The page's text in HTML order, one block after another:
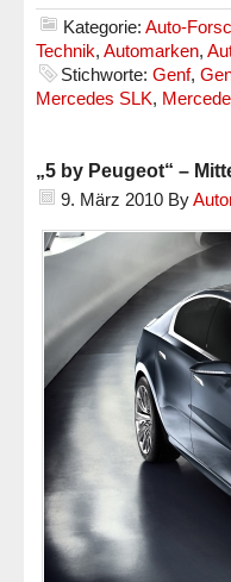
Kategorie: Auto-
Technik, Automarken,
Stichworte: Genf,
Mercedes SLK,
„5 by Peugeot“ –
9. März 2010 By